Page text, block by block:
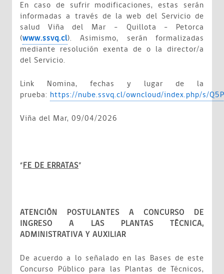
En caso de sufrir modificaciones, estas serán
informadas a través de la web del Servicio de
salud Viña del Mar – Quillota - Petorca
(www.ssvq.cl). Asimismo, serán formalizadas
mediante resolución exenta de o la director/a
del Servicio.
Link Nomina, fechas y lugar de la
prueba: https://nube.ssvq.cl/owncloud/index.php/s/
Viña del Mar, 09/04/2026
“FE DE ERRATAS”
ATENCIÓN POSTULANTES A CONCURSO DE
INGRESO A LAS PLANTAS TÉCNICA,
ADMINISTRATIVA Y AUXILIAR
De acuerdo a lo señalado en las Bases de este
Concurso Público para las Plantas de Técnicos,